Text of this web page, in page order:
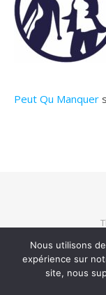
Peut Qu Manquer
Nous utilisons
expérience sur
site, nous